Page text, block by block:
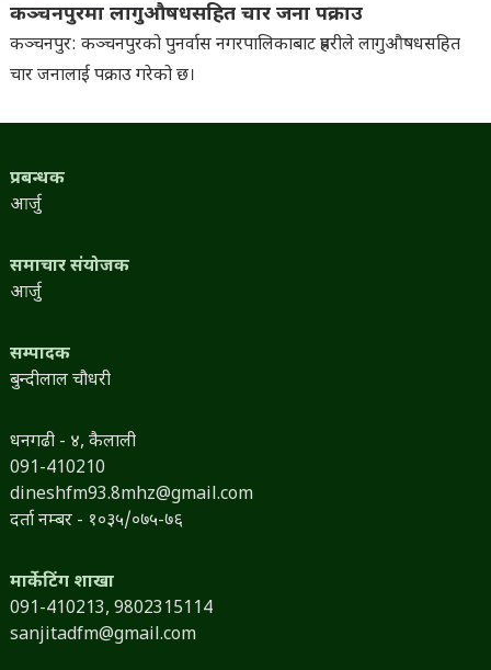
कञ्चनपुरमा लागुऔषधसहित चार जना पक्राउ
कञ्चनपुर: कञ्चनपुरको पुनर्वास नगरपालिकाबाट प्रहरीले लागुऔषधसहित
चार जनालाई पक्राउ गरेको छ।
प्रबन्धक
आर्जु
समाचार संयोजक
आर्जु
सम्पादक
बुन्दीलाल चौधरी
धनगढी - ४, कैलाली
091-410210
dineshfm93.8mhz@gmail.com
दर्ता नम्बर - १०३५/०७५-७६
मार्केटिंग शाखा
091-410213, 9802315114
sanjitadfm@gmail.com